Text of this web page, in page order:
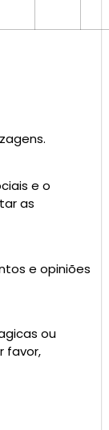
e o
as
e opiniões
ou
favor,